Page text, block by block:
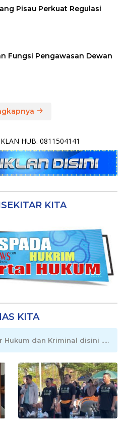
Pisau Perkuat Regulasi
Fungsi Pengawasan Dewan
IKLAN HUB. 0811504141
KITA
KITA
Hukum dan Kriminal disini .....